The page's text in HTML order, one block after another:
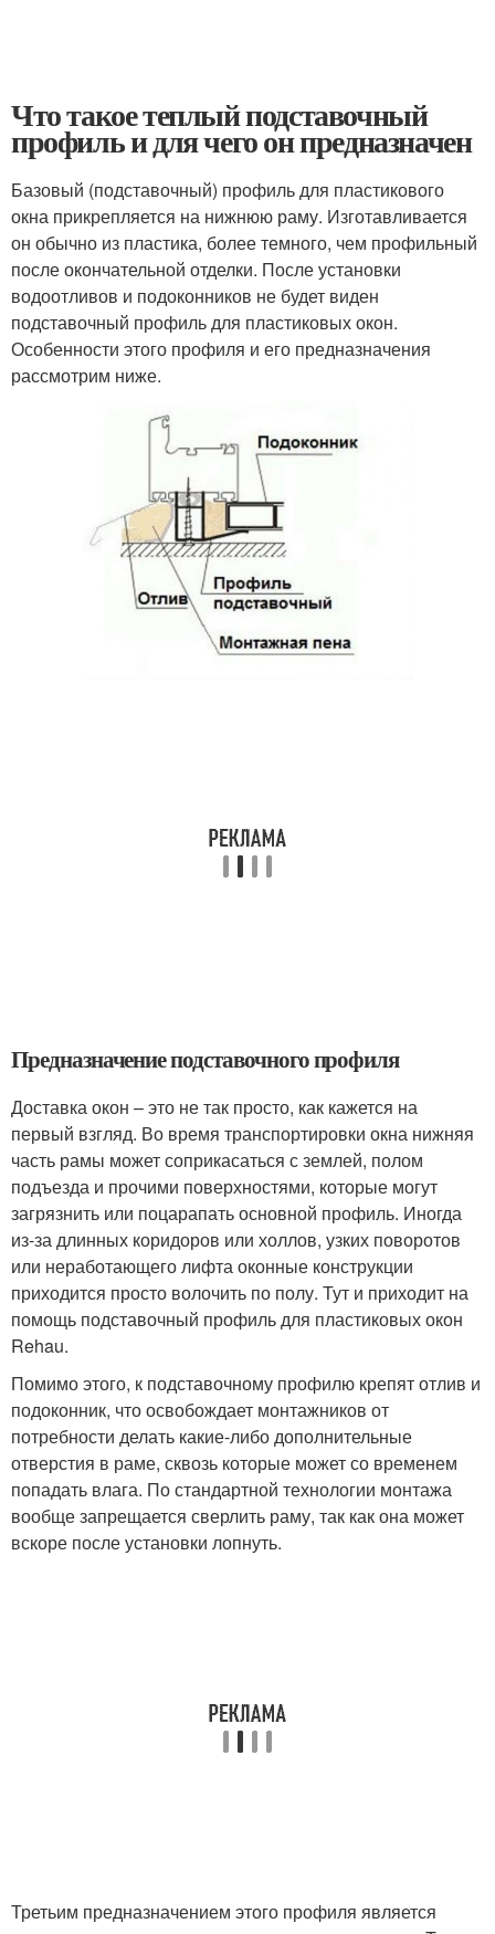
Что такое теплый подставочный
профиль и для чего он предназначен
Базовый (подставочный) профиль для пластикового
окна прикрепляется на нижнюю раму. Изготавливается
он обычно из пластика, более темного, чем профильный
после окончательной отделки. После установки
водоотливов и подоконников не будет виден
подставочный профиль для пластиковых окон.
Особенности этого профиля и его предназначения
рассмотрим ниже.
Предназначение подставочного профиля
Доставка окон – это не так просто, как кажется на
первый взгляд. Во время транспортировки окна нижняя
часть рамы может соприкасаться с землей, полом
подъезда и прочими поверхностями, которые могут
загрязнить или поцарапать основной профиль. Иногда
из-за длинных коридоров или холлов, узких поворотов
или неработающего лифта оконные конструкции
приходится просто волочить по полу. Тут и приходит на
помощь подставочный профиль для пластиковых окон
Rehau.
Помимо этого, к подставочному профилю крепят отлив и
подоконник, что освобождает монтажников от
потребности делать какие-либо дополнительные
отверстия в раме, сквозь которые может со временем
попадать влага. По стандартной технологии монтажа
вообще запрещается сверлить раму, так как она может
вскоре после установки лопнуть.
Третьим предназначением этого профиля является